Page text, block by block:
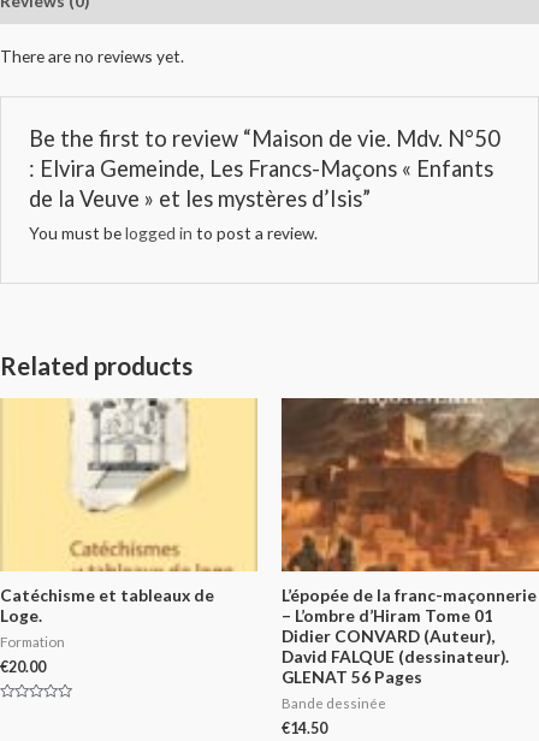
There are no reviews yet.
Be the first to review “Maison de vie. Mdv. N°50
: Elvira Gemeinde, Les Francs-Maçons « Enfants
de la Veuve » et les mystères d’Isis”
You must belogged in to post a review.
Related products
Catéchisme et tableaux de
Loge.
Formation
€20.00
L’épopée de la franc-maçonnerie
– L’ombre d’Hiram Tome 01
Didier CONVARD (Auteur),
David FALQUE (dessinateur).
GLENAT 56 Pages
Bande dessinée
€14.50